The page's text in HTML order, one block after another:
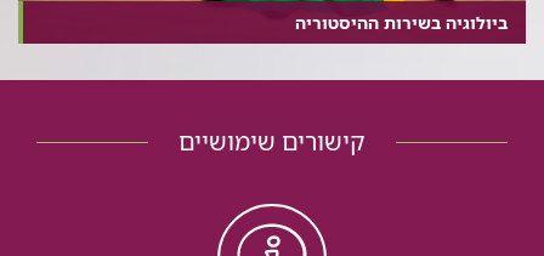
ביולוגיה בשירות ההיסטוריה
קישורים שימושיים